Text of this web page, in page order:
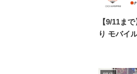
【9/11ま
り モバイ